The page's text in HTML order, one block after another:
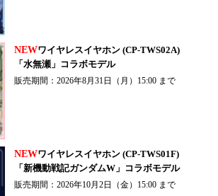
NEWワイヤレスイヤホン (CP-TWS02A)
「水無瀬」コラボモデル
販売期間：2026年8月31日（月）15:00 まで
NEWワイヤレスイヤホン (CP-TWS01F)
「新機動戦記ガンダムW」コラボモデル
販売期間：2026年10月2日（金）15:00 まで